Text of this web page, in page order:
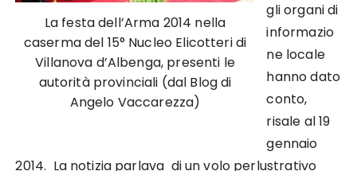
La festa dell’Arma 2014 nella
caserma del 15° Nucleo Elicotteri di
Villanova d’Albenga, presenti le
autorità provinciali (dal Blog di
Angelo Vaccarezza)
gli organi di
informazio
ne locale
hanno dato
conto,
risale al 19
gennaio
2014. La notizia parlava di un volo perlustrativo